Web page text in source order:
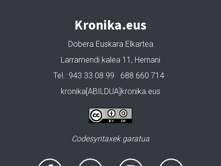
Kronika.eus
Dobera Euskara Elkartea
Larramendi kalea 11, Hernani
Tel.: 943 33 08 99 · 688 660 714 ·
kronika[ABILDUA]kronika.eus
Codesyntaxek garatua